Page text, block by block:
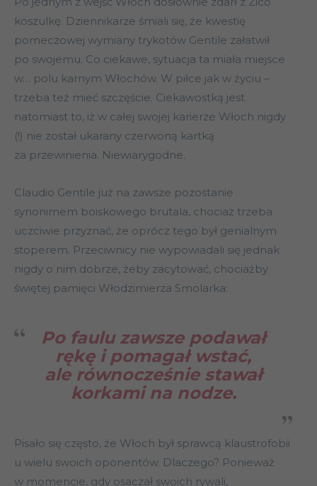
koszulkę. Dziennikarze śmiali się, że kwestię
pomeczowej wymiany trykotów Gentile załatwił
po swojemu. Co ciekawe, sytuacja ta miała miejsce
w… polu karnym Włochów. W piłce jak w życiu –
trzeba też mieć szczęście. Ciekawostką jest
natomiast to, iż w całej swojej karierze Włoch nigdy
(!) nie został ukarany czerwoną kartką
za przewinienia. Niewiarygodne.
Claudio Gentile już na zawsze pozostanie
synonimem boiskowego brutala, chociaż trzeba
uczciwie przyznać, że oprócz tego był genialnym
stoperem. Przeciwnicy nie wypowiadali się jednak
nigdy o nim dobrze, żeby zacytować, chociażby
świętej pamięci Włodzimierza Smolarka:
Po faulu zawsze podawał
rękę i pomagał wstać,
ale równocześnie stawał
korkami na nodze.
Pisało się często, że Włoch był sprawcą klaustrofobii
u wielu swoich oponentów. Dlaczego? Ponieważ
w momencie, gdy osaczał swoich rywali,